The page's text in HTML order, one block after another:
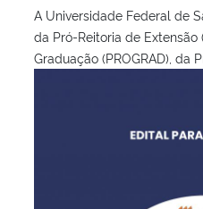
A Universidade Federal de
da Pró-Reitoria de Extensão
Graduação (‎PROGRAD), da